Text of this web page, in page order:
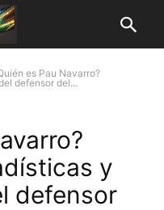
es Pau Navarro?
defensor del...
y
defensor